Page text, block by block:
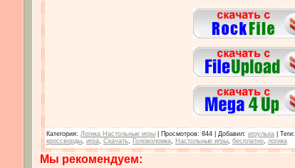
Категория: Логика Настольные игры Просмотров: 844 | Добавил: игрулька Теги:
кроссворды игра Скачать Головоломка Настольные игры бесплатно логика
Мы рекомендуем: